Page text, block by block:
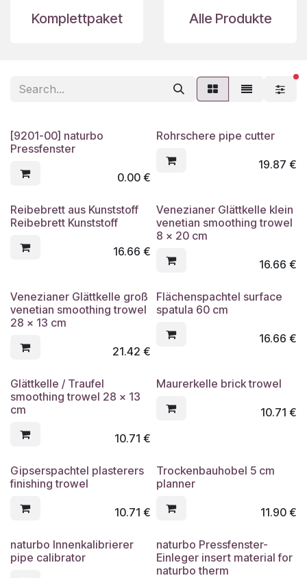
Komplettpaket Alle Produkte
[9201-00] naturbo
Pressfenster
0.00 €
Rohrschere pipe cutter
19.87 €
Reibebrett aus Kunststoff
Reibebrett Kunststoff
16.66 €
Venezianer Glättkelle klein
venetian smoothing trowel
8 x 20 cm
16.66 €
Venezianer Glättkelle groß
venetian smoothing trowel
28 x 13 cm
21.42 €
Flächenspachtel surface
spatula 60 cm
16.66 €
Glättkelle / Traufel
smoothing trowel 28 x 13
cm
10.71 €
Maurerkelle brick trowel
10.71 €
Gipserspachtel plasterers
finishing trowel
10.71 €
Trockenbauhobel 5 cm
planner
11.90 €
naturbo Innenkalibrierer
pipe calibrator
naturbo Pressfenster-
Einleger insert material for
naturbo therm